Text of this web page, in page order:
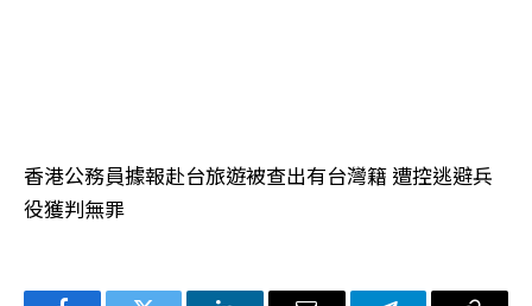
香港公務員據報赴台旅遊被查出有台灣籍 遭控逃避兵
役獲判無罪